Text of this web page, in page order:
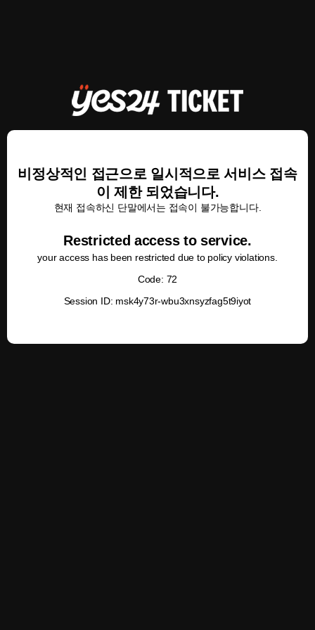
비정상적인 접근으로 일시적으로 서비스 접속
이 제한 되었습니다.
현재 접속하신 단말에서는 접속이 불가능합니다.
Restricted access to service.
your access has been restricted due to policy violations.
Code: 72
Session ID: msk4y73r-wbu3xnsyzfag5t9iyot